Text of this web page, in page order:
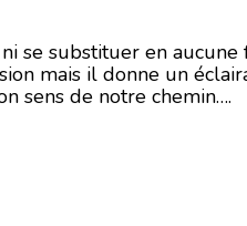
se substituer en aucune
mais il donne un
sens de notre chemin….